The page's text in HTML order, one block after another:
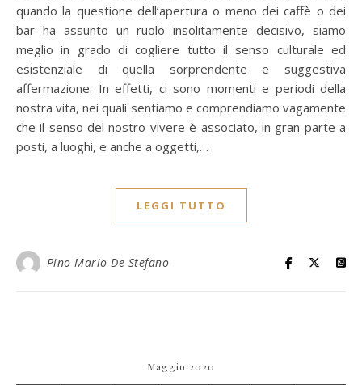
quando la questione dell’apertura o meno dei caffè o dei
bar ha assunto un ruolo insolitamente decisivo, siamo
meglio in grado di cogliere tutto il senso culturale ed
esistenziale di quella sorprendente e suggestiva
affermazione. In effetti, ci sono momenti e periodi della
nostra vita, nei quali sentiamo e comprendiamo vagamente
che il senso del nostro vivere è associato, in gran parte a
posti, a luoghi, e anche a oggetti,…
LEGGI TUTTO
Pino Mario De Stefano
Maggio 2020